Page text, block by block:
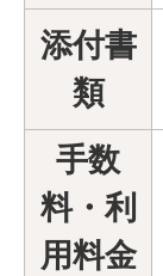
添付書
類
手数
料・利
用料金